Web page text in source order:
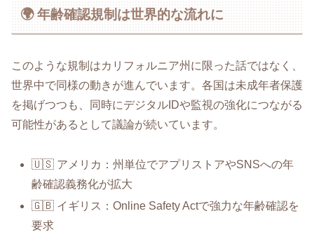
🌍 年齢確認規制は世界的な流れに
このような規制はカリフォルニア州に限った話ではなく、
世界中で同様の動きが進んでいます。各国は未成年者保護
を掲げつつも、同時にデジタルIDや監視の強化につながる
可能性があるとして議論が続いています。
🇺🇸 アメリカ：州単位でアプリストアやSNSへの年
齢確認義務化が拡大
🇬🇧 イギリス：Online Safety Actで強力な年齢確認を
要求